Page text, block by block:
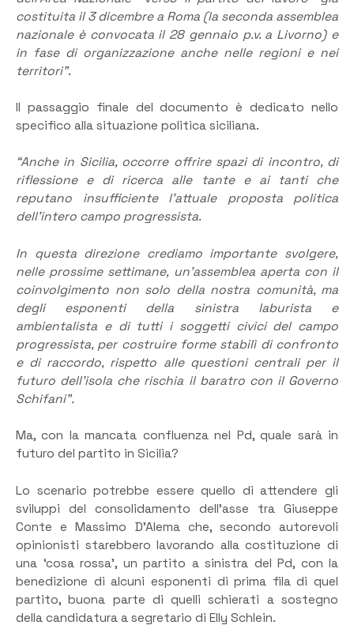
costituita il 3 dicembre a Roma (la seconda assemblea
nazionale è convocata il 28 gennaio p.v. a Livorno) e
in fase di organizzazione anche nelle regioni e nei
territori”.
Il passaggio finale del documento è dedicato nello
specifico alla situazione politica siciliana.
“Anche in Sicilia, occorre offrire spazi di incontro, di
riflessione e di ricerca alle tante e ai tanti che
reputano insufficiente l’attuale proposta politica
dell’intero campo progressista.
In questa direzione crediamo importante svolgere,
nelle prossime settimane, un’assemblea aperta con il
coinvolgimento non solo della nostra comunità, ma
degli esponenti della sinistra laburista e
ambientalista e di tutti i soggetti civici del campo
progressista, per costruire forme stabilì di confronto
e di raccordo, rispetto alle questioni centrali per il
futuro dell’isola che rischia il baratro con il Governo
Schifani”.
Ma, con la mancata confluenza nel Pd, quale sarà in
futuro del partito in Sicilia?
Lo scenario potrebbe essere quello di attendere gli
sviluppi del consolidamento dell’asse tra Giuseppe
Conte e Massimo D’Alema che, secondo autorevoli
opinionisti starebbero lavorando alla costituzione di
una ‘cosa rossa’, un partito a sinistra del Pd, con la
benedizione di alcuni esponenti di prima fila di quel
partito, buona parte di quelli schierati a sostegno
della candidatura a segretario di Elly Schlein.